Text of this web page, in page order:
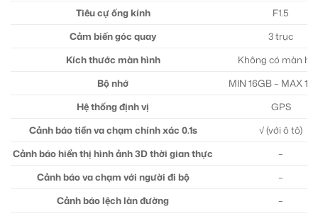
Tiêu cự ống kính
F1.5
Cảm biến góc quay
3 trục
Kích thước màn hình
Không có màn
Bộ nhớ
MIN 16GB – MAX
Hệ thống định vị
GPS
Cảnh báo tiền va chạm chính xác 0.1s
√ (với ô tô)
Cảnh báo hiển thị hình ảnh 3D thời gian thực
–
Cảnh báo va chạm với người đi bộ
–
Cảnh báo lệch làn đường
–